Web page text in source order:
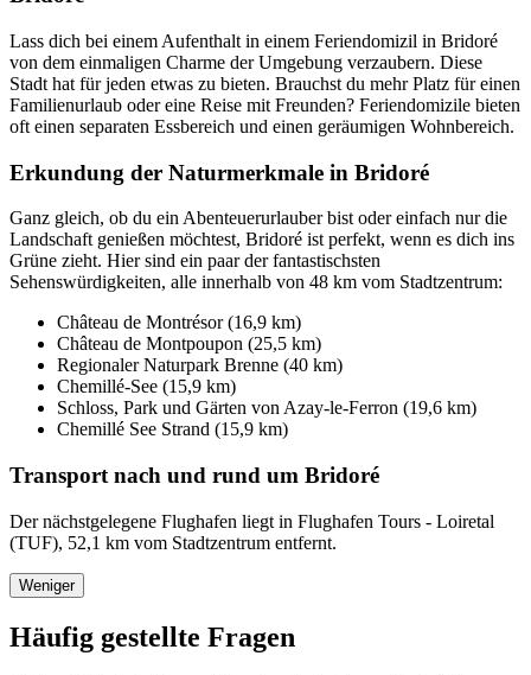
Lass dich bei einem Aufenthalt in einem Feriendomizil in Bridoré
von dem einmaligen Charme der Umgebung verzaubern. Diese
Stadt hat für jeden etwas zu bieten. Brauchst du mehr Platz für einen
Familienurlaub oder eine Reise mit Freunden? Feriendomizile bieten
oft einen separaten Essbereich und einen geräumigen Wohnbereich.
Erkundung der Naturmerkmale in Bridoré
Ganz gleich, ob du ein Abenteuerurlauber bist oder einfach nur die
Landschaft genießen möchtest, Bridoré ist perfekt, wenn es dich ins
Grüne zieht. Hier sind ein paar der fantastischsten
Sehenswürdigkeiten, alle innerhalb von 48 km vom Stadtzentrum:
Château de Montrésor (16,9 km)
Château de Montpoupon (25,5 km)
Regionaler Naturpark Brenne (40 km)
Chemillé-See (15,9 km)
Schloss, Park und Gärten von Azay-le-Ferron (19,6 km)
Chemillé See Strand (15,9 km)
Transport nach und rund um Bridoré
Der nächstgelegene Flughafen liegt in Flughafen Tours - Loiretal
(TUF), 52,1 km vom Stadtzentrum entfernt.
Weniger
Häufig gestellte Fragen